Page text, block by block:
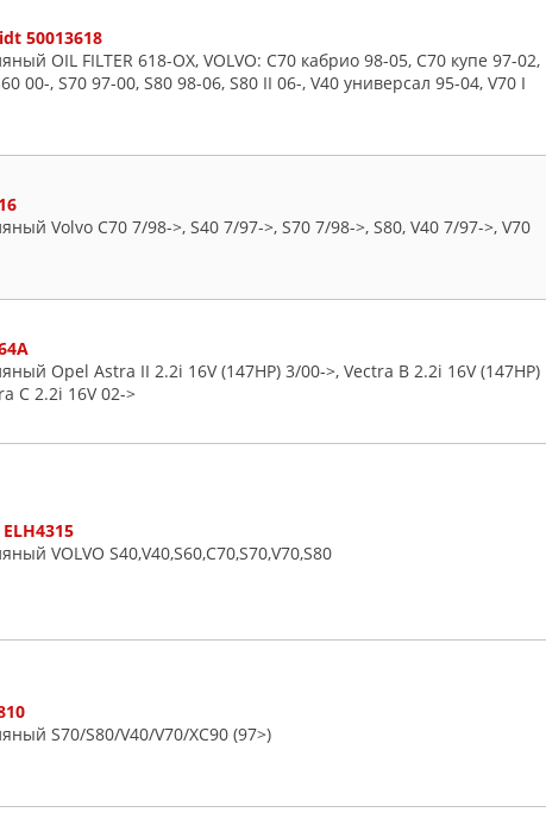
50013618
OIL FILTER 618-OX, VOLVO: C70 кабрио 98-05, C70 купе 97-02,
00-, S70 97-00, S80 98-06, S80 II 06-, V40 универсал 95-04, V70 I
Volvo C70 7/98->, S40 7/97->, S70 7/98->, S80, V40 7/97->, V70
Opel Astra II 2.2i 16V (147HP) 3/00->, Vectra B 2.2i 16V (147HP)
C 2.2i 16V 02->
ELH4315
VOLVO S40,V40,S60,C70,S70,V70,S80
S70/S80/V40/V70/XC90 (97>)